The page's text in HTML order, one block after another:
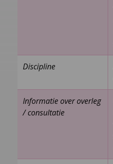
Discipline
Informatie over overleg
/ consultatie